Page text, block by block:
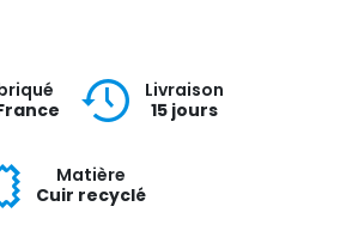
Livraison
15 jours
Matière
Cuir recyclé